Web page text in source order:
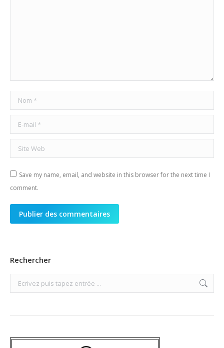
Nom *
E-mail *
Site Web
Save my name, email, and website in this browser for the next time I
comment.
Publier des commentaires
Rechercher
Search: